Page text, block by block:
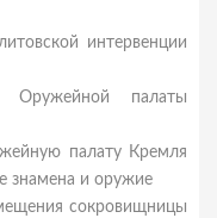
интервенции
палаты
палату Кремля
знамена и оружие
сокровищницы